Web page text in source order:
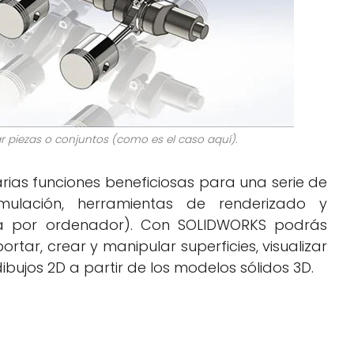
piezas o conjuntos (como es el caso aquí).
funciones beneficiosas para una serie de
herramientas de renderizado y
ordenador). Con SOLIDWORKS podrás
crear y manipular superficies, visualizar
2D a partir de los modelos sólidos 3D.